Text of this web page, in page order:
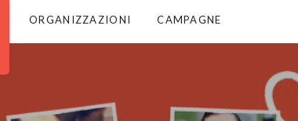
ORGANIZZAZIONI CAMPAGNE